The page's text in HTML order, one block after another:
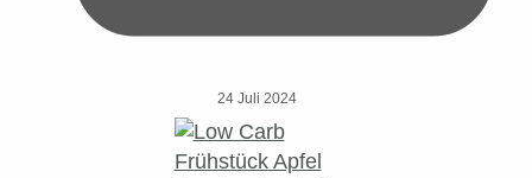
24 Juli 2024